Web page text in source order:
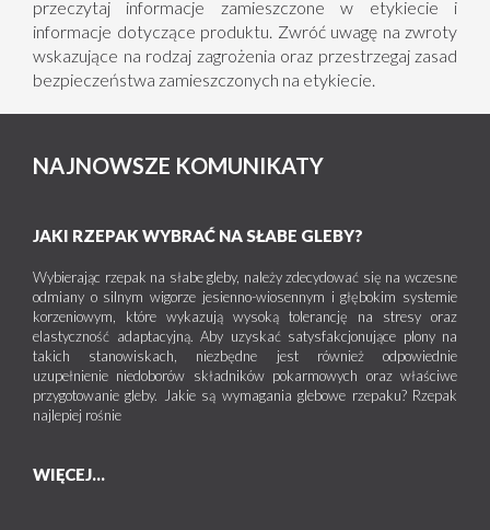
przeczytaj informacje zamieszczone w etykiecie i
informacje dotyczące produktu. Zwróć uwagę na zwroty
wskazujące na rodzaj zagrożenia oraz przestrzegaj zasad
bezpieczeństwa zamieszczonych na etykiecie.
NAJNOWSZE KOMUNIKATY
JAKI RZEPAK WYBRAĆ NA SŁABE GLEBY?
Wybierając rzepak na słabe gleby, należy zdecydować się na wczesne
odmiany o silnym wigorze jesienno-wiosennym i głębokim systemie
korzeniowym, które wykazują wysoką tolerancję na stresy oraz
elastyczność adaptacyjną. Aby uzyskać satysfakcjonujące plony na
takich stanowiskach, niezbędne jest również odpowiednie
uzupełnienie niedoborów składników pokarmowych oraz właściwe
przygotowanie gleby. Jakie są wymagania glebowe rzepaku? Rzepak
najlepiej rośnie
WIĘCEJ...